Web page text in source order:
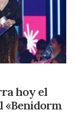
hoy el
«Benidorm